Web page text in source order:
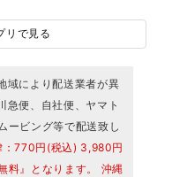
リで見る
域により配送業者が異
急便、自社便、ヤマト
ービング等で配送致し
：770円(税込) 3,980円
料』となります。 沖縄